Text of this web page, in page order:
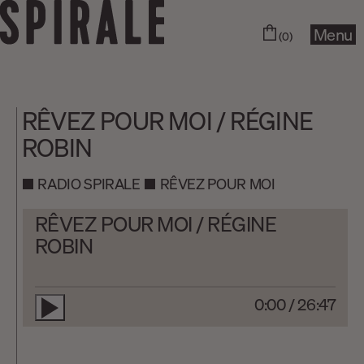
(0) Menu
RÊVEZ POUR MOI / RÉGINE
ROBIN
RADIO SPIRALE RÊVEZ POUR MOI
RÊVEZ POUR MOI / RÉGINE
ROBIN
0:00/26:47